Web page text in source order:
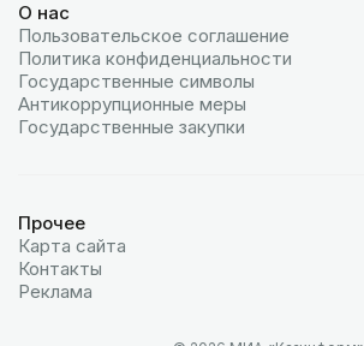
О нас
Пользовательское соглашение
Политика конфиденциальности
Государственные символы
Антикоррупционные меры
Государственные закупки
Прочее
Карта сайта
Контакты
Реклама